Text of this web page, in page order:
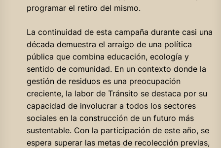
programar el retiro del mismo.
La continuidad de esta campaña durante casi una
década demuestra el arraigo de una política
pública que combina educación, ecología y
sentido de comunidad. En un contexto donde la
gestión de residuos es una preocupación
creciente, la labor de Tránsito se destaca por su
capacidad de involucrar a todos los sectores
sociales en la construcción de un futuro más
sustentable. Con la participación de este año, se
espera superar las metas de recolección previas,